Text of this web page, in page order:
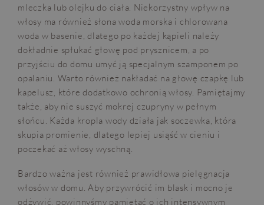
mleczka lub olejku do ciała. Niekorzystny wpływ na
włosy ma również słona woda morska i chlorowana
woda w basenie, dlatego po każdej kąpieli należy
dokładnie spłukać głowę pod prysznicem, a po
przyjściu do domu umyć ją specjalnym szamponem po
opalaniu. Warto również nakładać na głowę czapkę lub
kapelusz, które dodatkowo ochronią włosy. Pamiętajmy
także, aby nie suszyć mokrej czupryny w pełnym
słońcu. Każda kropla wody działa jak soczewka, która
skupia promienie, dlatego lepiej usiąść w cieniu i
poczekać aż włosy wyschną.
Bardzo ważna jest również prawidłowa pielęgnacja
włosów w domu. Aby przywrócić im blask i mocno je
odżywić, powinnyśmy pamiętać o ich intensywnym